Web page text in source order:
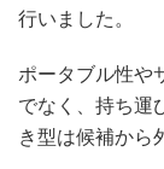
行いました。
ポータブル性や
でなく、持ち運
き型は候補から